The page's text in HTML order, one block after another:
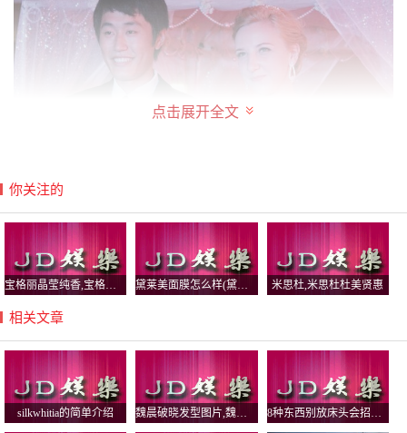
“真的特别帅，从那之后，我经常借着工作之便，偷跑过去
看他，想跟他说话。”Emilie转头看着老公，还是一脸爱慕的
表情。不过，当时小谢可没有理她。“起先因为一点都不
熟，也没说过话，就觉得这外国姑娘挺热情。”但很快Emilie
们一起去烧烤。聚餐后，她就很快表白了。”说到这里，两
人哈哈大笑起来。小谢搂着老婆，两人亲了一下。“一般来
说，都是男孩子先表白，但我等不及了，那时候我就要毕业
回法国，想先把他定下来。要是不成功，我以后也不会来中
点击展开全文
你关注的
米思杜,米思杜杜美贤惠
相关文章
silkwhitia的简单介绍